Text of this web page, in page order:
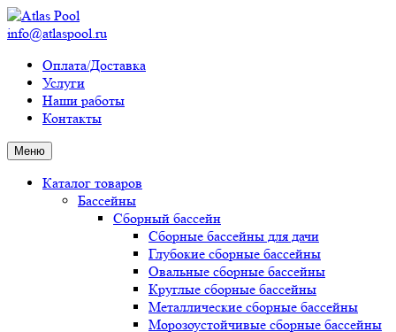
info@atlaspool.ru
Оплата/Доставка
Услуги
Наши работы
Контакты
Меню
Каталог товаров
Бассейны
Сборный бассейн
Сборные бассейны для дачи
Глубокие сборные бассейны
Овальные сборные бассейны
Круглые сборные бассейны
Металлические сборные бассейны
Морозоустойчивые сборные бассейны